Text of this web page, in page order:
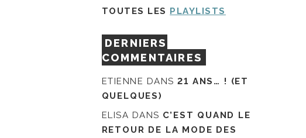
TOUTES LES PLAYLISTS
DERNIERS
COMMENTAIRES
ETIENNE DANS21 ANS… ! (ET
QUELQUES)
ELISA DANS C’EST QUAND LE
RETOUR DE LA MODE DES